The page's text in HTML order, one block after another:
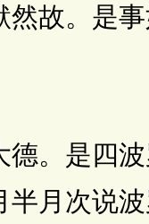
然故。是
。是四波
半月次说